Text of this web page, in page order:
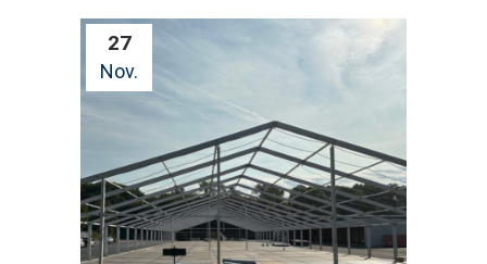
27
Nov.